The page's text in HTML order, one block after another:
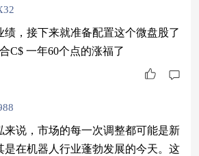
绩，接下来就准备配置这个微盘股了
C$ 一年60个点的涨福了
来说，市场的每一次调整都可能是新
是在机器人行业蓬勃发展的今天。这